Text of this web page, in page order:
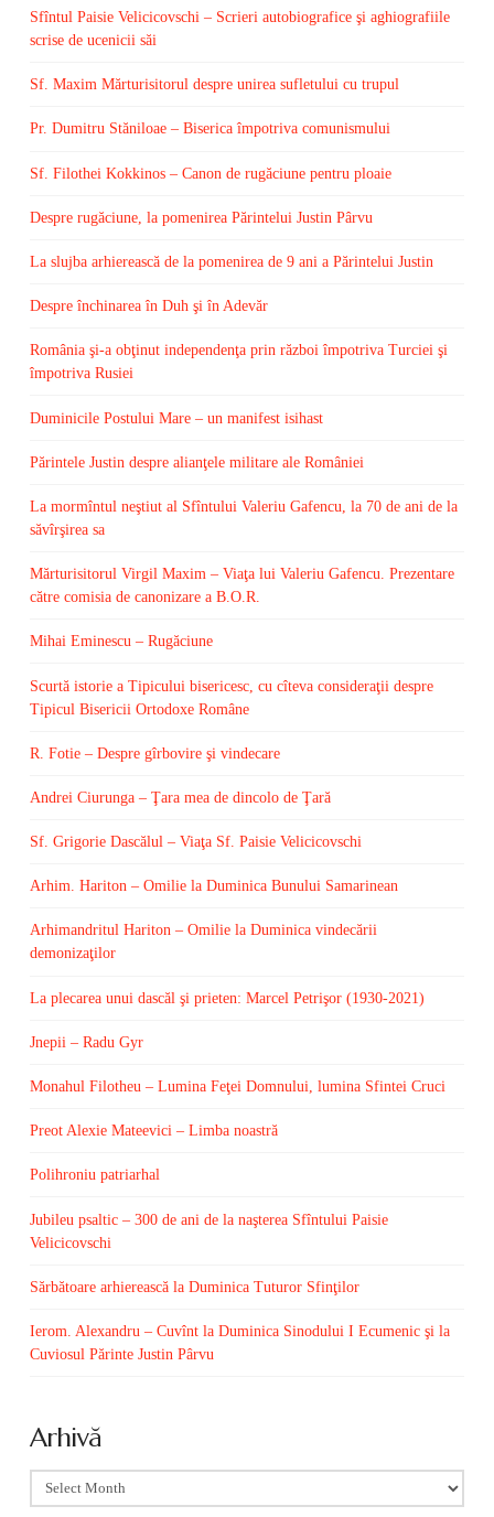
Sfîntul Paisie Velicicovschi – Scrieri autobiografice şi aghiografiile
scrise de ucenicii săi
Sf. Maxim Mărturisitorul despre unirea sufletului cu trupul
Pr. Dumitru Stăniloae – Biserica împotriva comunismului
Sf. Filothei Kokkinos – Canon de rugăciune pentru ploaie
Despre rugăciune, la pomenirea Părintelui Justin Pârvu
La slujba arhierească de la pomenirea de 9 ani a Părintelui Justin
Despre închinarea în Duh şi în Adevăr
România şi-a obţinut independenţa prin război împotriva Turciei şi
împotriva Rusiei
Duminicile Postului Mare – un manifest isihast
Părintele Justin despre alianţele militare ale României
La mormîntul neştiut al Sfîntului Valeriu Gafencu, la 70 de ani de la
săvîrşirea sa
Mărturisitorul Virgil Maxim – Viaţa lui Valeriu Gafencu. Prezentare
către comisia de canonizare a B.O.R.
Mihai Eminescu – Rugăciune
Scurtă istorie a Tipicului bisericesc, cu cîteva consideraţii despre
Tipicul Bisericii Ortodoxe Române
R. Fotie – Despre gîrbovire şi vindecare
Andrei Ciurunga – Ţara mea de dincolo de Ţară
Sf. Grigorie Dascălul – Viaţa Sf. Paisie Velicicovschi
Arhim. Hariton – Omilie la Duminica Bunului Samarinean
Arhimandritul Hariton – Omilie la Duminica vindecării
demonizaţilor
La plecarea unui dascăl şi prieten: Marcel Petrişor (1930-2021)
Jnepii – Radu Gyr
Monahul Filotheu – Lumina Feţei Domnului, lumina Sfintei Cruci
Preot Alexie Mateevici – Limba noastră
Polihroniu patriarhal
Jubileu psaltic – 300 de ani de la naşterea Sfîntului Paisie
Velicicovschi
Sărbătoare arhierească la Duminica Tuturor Sfinţilor
Ierom. Alexandru – Cuvînt la Duminica Sinodului I Ecumenic şi la
Cuviosul Părinte Justin Pârvu
Arhivă
Arhivă